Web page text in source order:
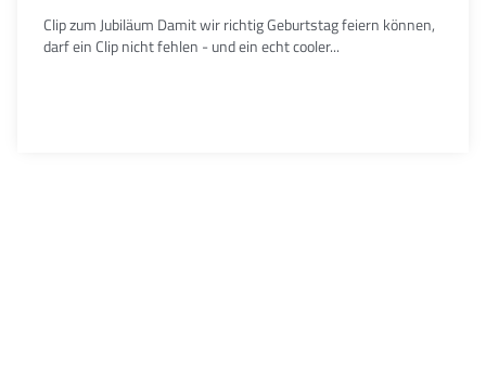
Clip zum Jubiläum Damit wir richtig Geburtstag feiern können,
darf ein Clip nicht fehlen - und ein echt cooler...